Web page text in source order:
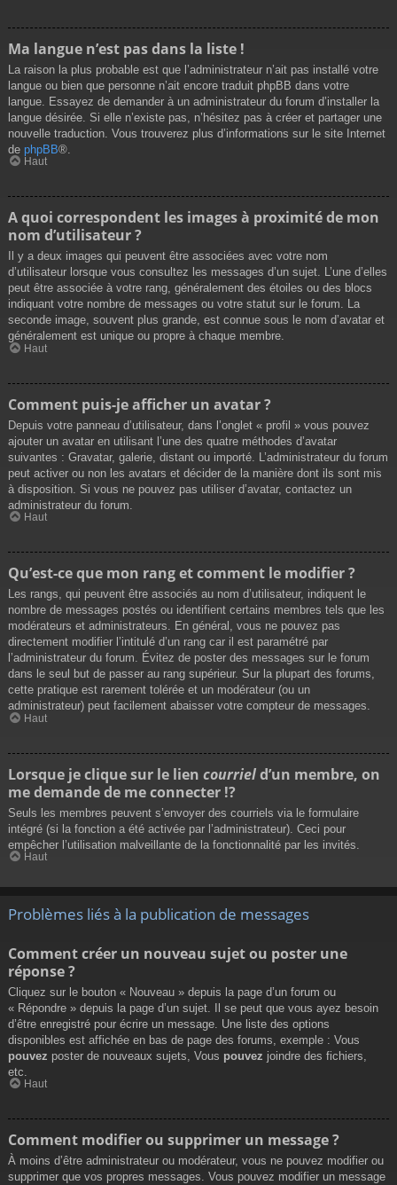
Ma langue n’est pas dans la liste !
La raison la plus probable est que l’administrateur n’ait pas installé votre
langue ou bien que personne n’ait encore traduit phpBB dans votre
langue. Essayez de demander à un administrateur du forum d’installer la
langue désirée. Si elle n’existe pas, n’hésitez pas à créer et partager une
nouvelle traduction. Vous trouverez plus d’informations sur le site Internet
de phpBB®.
Haut
A quoi correspondent les images à proximité de mon
nom d’utilisateur ?
Il y a deux images qui peuvent être associées avec votre nom
d’utilisateur lorsque vous consultez les messages d’un sujet. L’une d’elles
peut être associée à votre rang, généralement des étoiles ou des blocs
indiquant votre nombre de messages ou votre statut sur le forum. La
seconde image, souvent plus grande, est connue sous le nom d’avatar et
généralement est unique ou propre à chaque membre.
Haut
Comment puis-je afficher un avatar ?
Depuis votre panneau d’utilisateur, dans l’onglet « profil » vous pouvez
ajouter un avatar en utilisant l’une des quatre méthodes d’avatar
suivantes : Gravatar, galerie, distant ou importé. L’administrateur du forum
peut activer ou non les avatars et décider de la manière dont ils sont mis
à disposition. Si vous ne pouvez pas utiliser d’avatar, contactez un
administrateur du forum.
Haut
Qu’est-ce que mon rang et comment le modifier ?
Les rangs, qui peuvent être associés au nom d’utilisateur, indiquent le
nombre de messages postés ou identifient certains membres tels que les
modérateurs et administrateurs. En général, vous ne pouvez pas
directement modifier l’intitulé d’un rang car il est paramétré par
l’administrateur du forum. Évitez de poster des messages sur le forum
dans le seul but de passer au rang supérieur. Sur la plupart des forums,
cette pratique est rarement tolérée et un modérateur (ou un
administrateur) peut facilement abaisser votre compteur de messages.
Haut
Lorsque je clique sur le lien courrield’un membre, on
me demande de me connecter !?
Seuls les membres peuvent s’envoyer des courriels via le formulaire
intégré (si la fonction a été activée par l’administrateur). Ceci pour
empêcher l’utilisation malveillante de la fonctionnalité par les invités.
Haut
Problèmes liés à la publication de messages
Comment créer un nouveau sujet ou poster une
réponse ?
Cliquez sur le bouton « Nouveau » depuis la page d’un forum ou
« Répondre » depuis la page d’un sujet. Il se peut que vous ayez besoin
d’être enregistré pour écrire un message. Une liste des options
disponibles est affichée en bas de page des forums, exemple : Vous
pouvez poster de nouveaux sujets, Vous pouvez joindre des fichiers,
etc.
Haut
Comment modifier ou supprimer un message ?
À moins d’être administrateur ou modérateur, vous ne pouvez modifier ou
supprimer que vos propres messages. Vous pouvez modifier un message